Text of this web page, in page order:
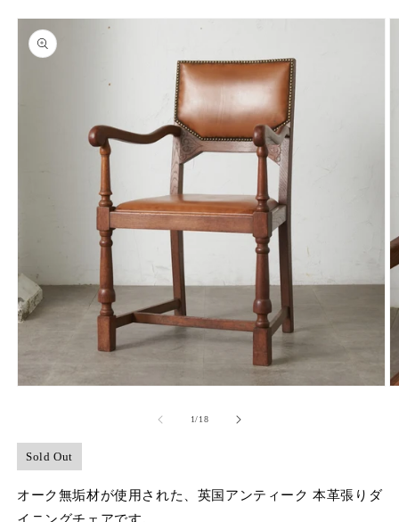
商品情
報にス
キップ
ル
で
メ
デ
ィ
1/の
18
Sold Out
オーク無垢材が使用された、英国アンティーク 本革張りダ
イニングチェアです。